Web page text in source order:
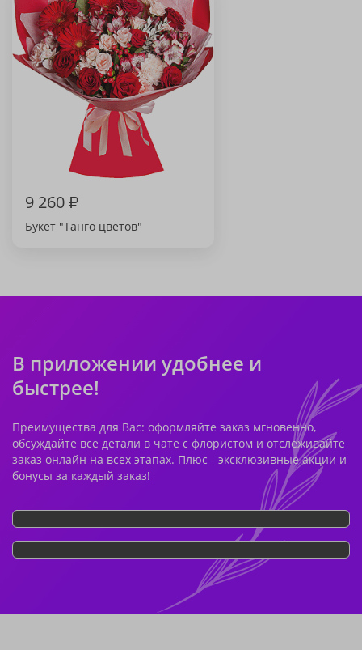
9 260₽
Букет "Танго цветов"
В приложении удобнее и
быстрее!
Преимущества для Вас: оформляйте заказ мгновенно,
обсуждайте все детали в чате с флористом и отслеживайте
заказ онлайн на всех этапах. Плюс - эксклюзивные акции и
бонусы за каждый заказ!